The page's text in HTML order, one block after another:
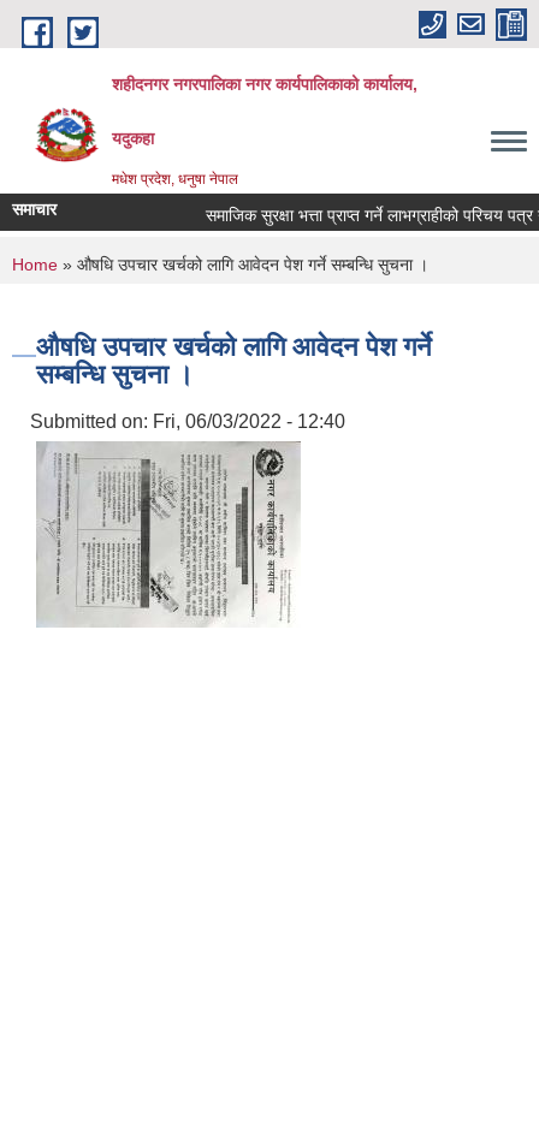
Skip to main content
शहीदनगर नगरपालिका नगर कार्यपालिकाको कार्यालय,
यदुकहा
मधेश प्रदेश, धनुषा नेपाल
समाचार समाजिक सुरक्षा भत्ता प्राप्त गर्ने लाभग्राहीको परिचय पत्र
You are here
Home » औषधि उपचार खर्चको लागि आवेदन पेश गर्ने सम्बन्धि सुचना ।
औषधि उपचार खर्चको लागि आवेदन पेश गर्ने
सम्बन्धि सुचना ।
Submitted on: Fri, 06/03/2022 - 12:40